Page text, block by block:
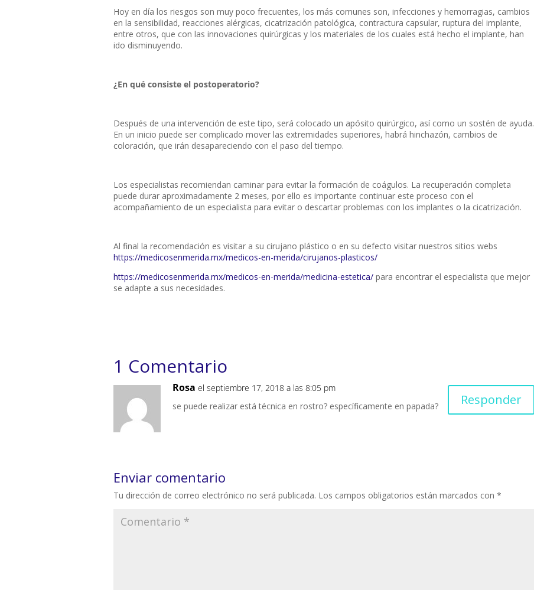
Hoy en día los riesgos son muy poco frecuentes, los más comunes son, infecciones y hemorragias, cambios
en la sensibilidad, reacciones alérgicas, cicatrización patológica, contractura capsular, ruptura del implante,
entre otros, que con las innovaciones quirúrgicas y los materiales de los cuales está hecho el implante, han
ido disminuyendo.
¿En qué consiste el postoperatorio?
Después de una intervención de este tipo, será colocado un apósito quirúrgico, así como un sostén de ayuda.
En un inicio puede ser complicado mover las extremidades superiores, habrá hinchazón, cambios de
coloración, que irán desapareciendo con el paso del tiempo.
Los especialistas recomiendan caminar para evitar la formación de coágulos. La recuperación completa
puede durar aproximadamente 2 meses, por ello es importante continuar este proceso con el
acompañamiento de un especialista para evitar o descartar problemas con los implantes o la cicatrización.
Al final la recomendación es visitar a su cirujano plástico o en su defecto visitar nuestros sitios webs
https://medicosenmerida.mx/medicos-en-merida/cirujanos-plasticos/
https://medicosenmerida.mx/medicos-en-merida/medicina-estetica/ para encontrar el especialista que mejor
se adapte a sus necesidades.
1 Comentario
Rosa el septiembre 17, 2018 a las 8:05 pm
se puede realizar está técnica en rostro? específicamente en papada?
Responder
Enviar comentario
Tu dirección de correo electrónico no será publicada. Los campos obligatorios están marcados con *